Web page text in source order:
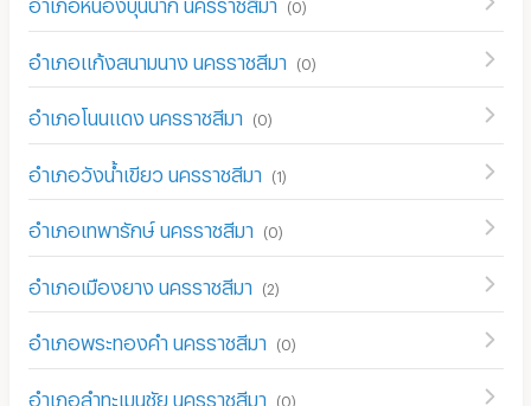
(0)
อำเภอแก้งสนามนาง นครราชสีมา (0)
อำเภอโนนแดง นครราชสีมา (0)
อำเภอวังน้ำเขียว นครราชสีมา (1)
อำเภอเทพารักษ์ นครราชสีมา (0)
อำเภอเมืองยาง นครราชสีมา (2)
อำเภอพระทองคำ นครราชสีมา (0)
อำเภอลำทะเมนชัย นครราชสีมา (0)